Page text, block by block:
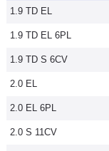
Flottes
Auto
Services
Forum
1.9 TD EL
1.9 TD EL 6PL
1.9 TD S 6CV
2.0 EL
2.0 EL 6PL
2.0 S 11CV